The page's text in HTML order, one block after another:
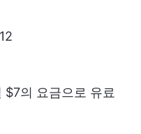
$7의 요금으로 유료